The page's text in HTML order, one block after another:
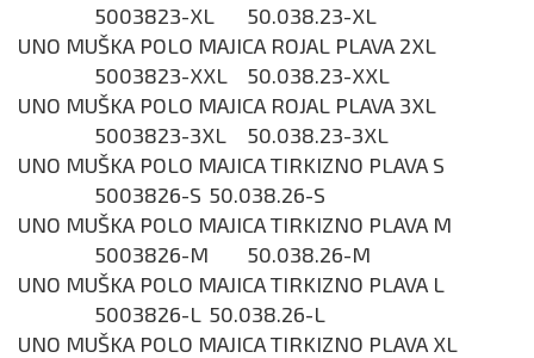
5003823-XL
50.038.23-XL
UNO MUŠKA POLO MAJICA ROJAL PLAVA 2XL
5003823-XXL
50.038.23-XXL
UNO MUŠKA POLO MAJICA ROJAL PLAVA 3XL
5003823-3XL
50.038.23-3XL
UNO MUŠKA POLO MAJICA TIRKIZNO PLAVA S
5003826-S 50.038.26-S
UNO MUŠKA POLO MAJICA TIRKIZNO PLAVA M
5003826-M
50.038.26-M
UNO MUŠKA POLO MAJICA TIRKIZNO PLAVA L
5003826-L 50.038.26-L
UNO MUŠKA POLO MAJICA TIRKIZNO PLAVA XL